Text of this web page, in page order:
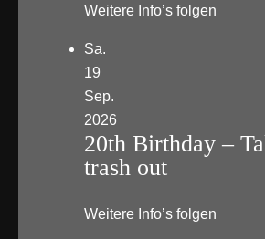
Weitere Info’s folgen
Sa.
19
Sep.
2026
20th Birthday –
trash out
Weitere Info’s folgen